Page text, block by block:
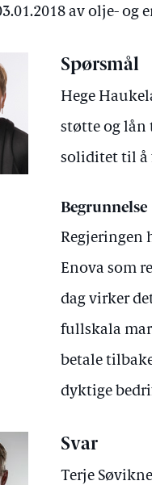
av olje- og
Spørsmål
Hege
støtte og lån
soliditet til å
Begrunnelse
Regjeringen
Enova som
dag virker
fullskala
betale
dyktige
Svar
Terje